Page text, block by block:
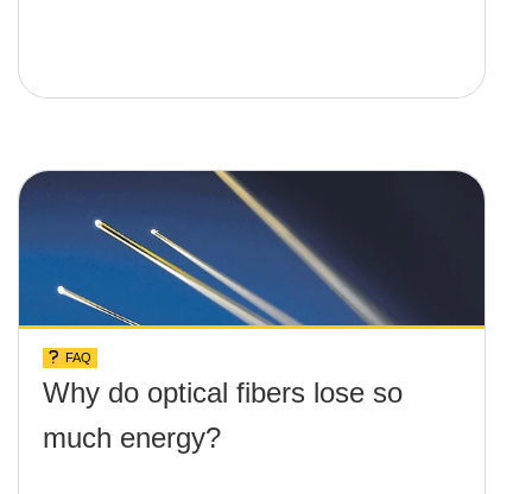
FAQ
Why do optical fibers lose so
much energy?